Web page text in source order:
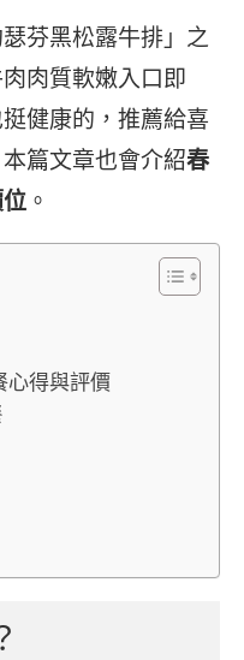
芬黑松露牛排」之
肉質軟嫩入口即
健康的，推薦給喜
篇文章也會介紹春
。
心得與評價